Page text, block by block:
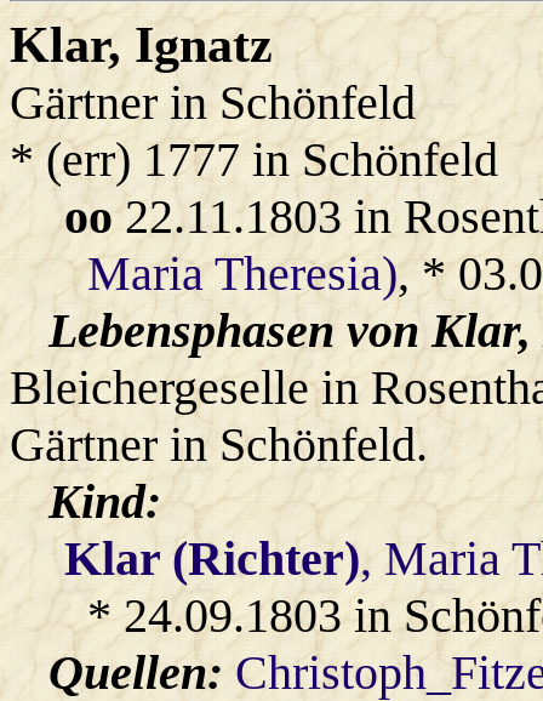
Klar, Ignatz
Gärtner in Schönfeld
* (err) 1777 in Schönfeld
oo22.11.1803 in
Maria Theresia), *
Lebensphasen von
Bleichergeselle in
Gärtner in Schönfeld.
Kind:
Klar (Richter), Maria
* 24.09.1803 in
Quellen: